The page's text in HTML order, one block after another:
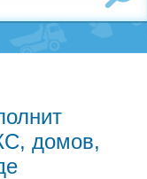
домов,